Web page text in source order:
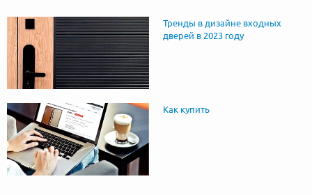
Тренды в дизайне входных
дверей в 2023 году
Как купить